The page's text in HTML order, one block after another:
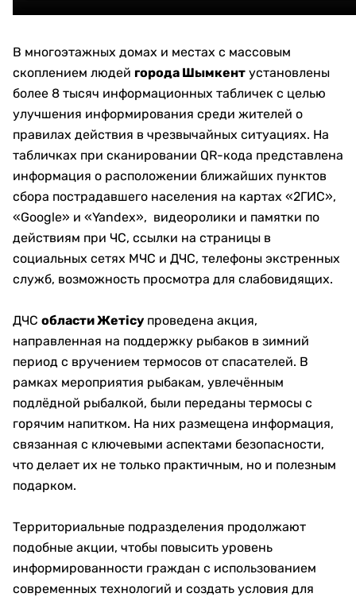
В многоэтажных домах и местах с массовым
скоплением людей города Шымкент установлены
более 8 тысяч информационных табличек с целью
улучшения информирования среди жителей о
правилах действия в чрезвычайных ситуациях. На
табличках при сканировании QR-кода представлена
информация о расположении ближайших пунктов
сбора пострадавшего населения на картах «2ГИС»,
«Google» и «Yandex», видеоролики и памятки по
действиям при ЧС, ссылки на страницы в
социальных сетях МЧС и ДЧС, телефоны экстренных
служб, возможность просмотра для слабовидящих.
ДЧС области Жетісу проведена акция,
направленная на поддержку рыбаков в зимний
период с вручением термосов от спасателей. В
рамках мероприятия рыбакам, увлечённым
подлёдной рыбалкой, были переданы термосы с
горячим напитком. На них размещена информация,
связанная с ключевыми аспектами безопасности,
что делает их не только практичным, но и полезным
подарком.
Территориальные подразделения продолжают
подобные акции, чтобы повысить уровень
информированности граждан с использованием
современных технологий и создать условия для